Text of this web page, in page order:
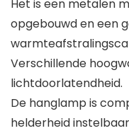
Het is een metalen
opgebouwd en een
Verschillende
lichtdoorlatendheid.
De hanglamp is
helderheid